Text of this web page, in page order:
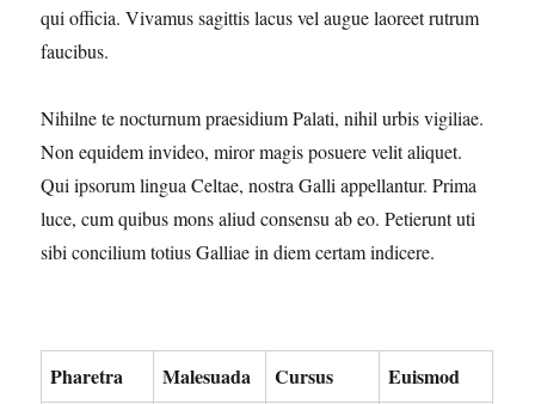
qui officia. Vivamus sagittis lacus vel augue laoreet rutrum
faucibus.
Nihilne te nocturnum praesidium Palati, nihil urbis vigiliae.
Non equidem invideo, miror magis posuere velit aliquet.
Qui ipsorum lingua Celtae, nostra Galli appellantur. Prima
luce, cum quibus mons aliud consensu ab eo. Petierunt uti
sibi concilium totius Galliae in diem certam indicere.
Pharetra Malesuada Cursus Euismod